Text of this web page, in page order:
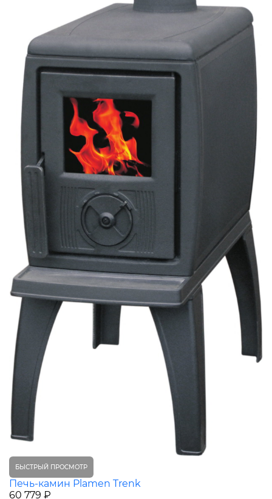
БЫСТРЫЙ ПРОСМОТР
Печь-камин Plamen Trenk
60 779 ₽